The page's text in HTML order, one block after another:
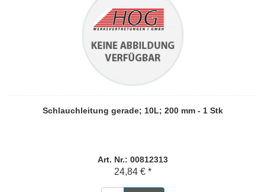
Schlauchleitung gerade; 10L; 200 mm - 1 Stk
Art. Nr.: 00812313
24,84 € *